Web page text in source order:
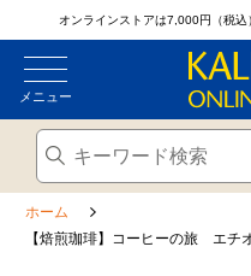
オンラインストアは7,000円（税込
メニュー
ホーム
【焙煎珈琲】コーヒーの旅 エ